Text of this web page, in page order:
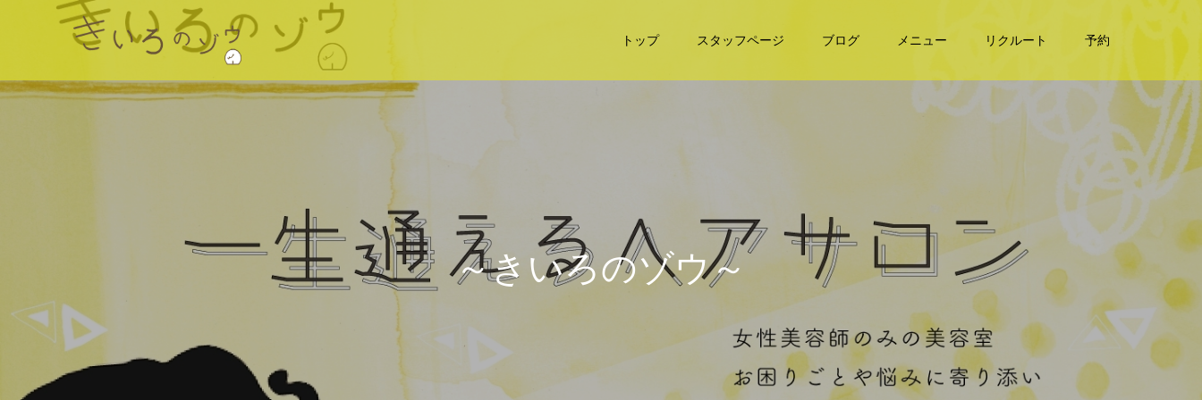
トップ スタッフページ ブログ メニュー リクルート 予約
～き いろのゾウ～